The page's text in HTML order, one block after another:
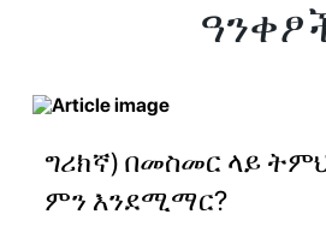
ግሪክኛ) በመስመር ላይ
ምን እንደሚማር?